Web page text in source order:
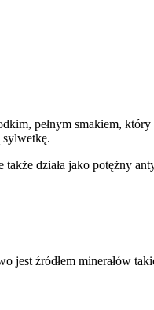
pełnym smakiem,
sylwetkę.
działa jako potężny
jest źródłem minerałów